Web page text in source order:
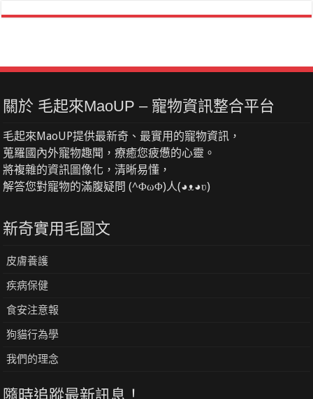
關於 毛起來MaoUP – 寵物資訊整合平台
毛起來MaoUP提供最新奇、最實用的寵物資訊，
蒐羅國內外寵物趣聞，療癒您疲憊的心靈。
將複雜的資訊圖像化，清晰易懂，
解答您對寵物的滿腹疑問 (^ΦωΦ)人(◕ᴥ◕ʋ)
新奇實用毛圖文
皮膚養護
疾病保健
食安注意報
狗貓行為學
我們的理念
隨時追蹤最新訊息！